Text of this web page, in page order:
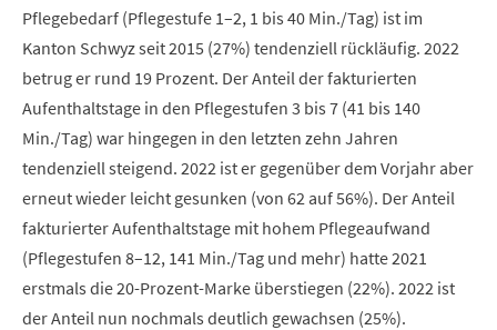
Pflegebedarf (Pflegestufe 1–2, 1 bis 40 Min./Tag) ist im
Kanton Schwyz seit 2015 (27%) tendenziell rückläufig. 2022
betrug er rund 19 Prozent. Der Anteil der fakturierten
Aufenthaltstage in den Pflegestufen 3 bis 7 (41 bis 140
Min./Tag) war hingegen in den letzten zehn Jahren
tendenziell steigend. 2022 ist er gegenüber dem Vorjahr aber
erneut wieder leicht gesunken (von 62 auf 56%). Der Anteil
fakturierter Aufenthaltstage mit hohem Pflegeaufwand
(Pflegestufen 8–12, 141 Min./Tag und mehr) hatte 2021
erstmals die 20-Prozent-Marke überstiegen (22%). 2022 ist
der Anteil nun nochmals deutlich gewachsen (25%).